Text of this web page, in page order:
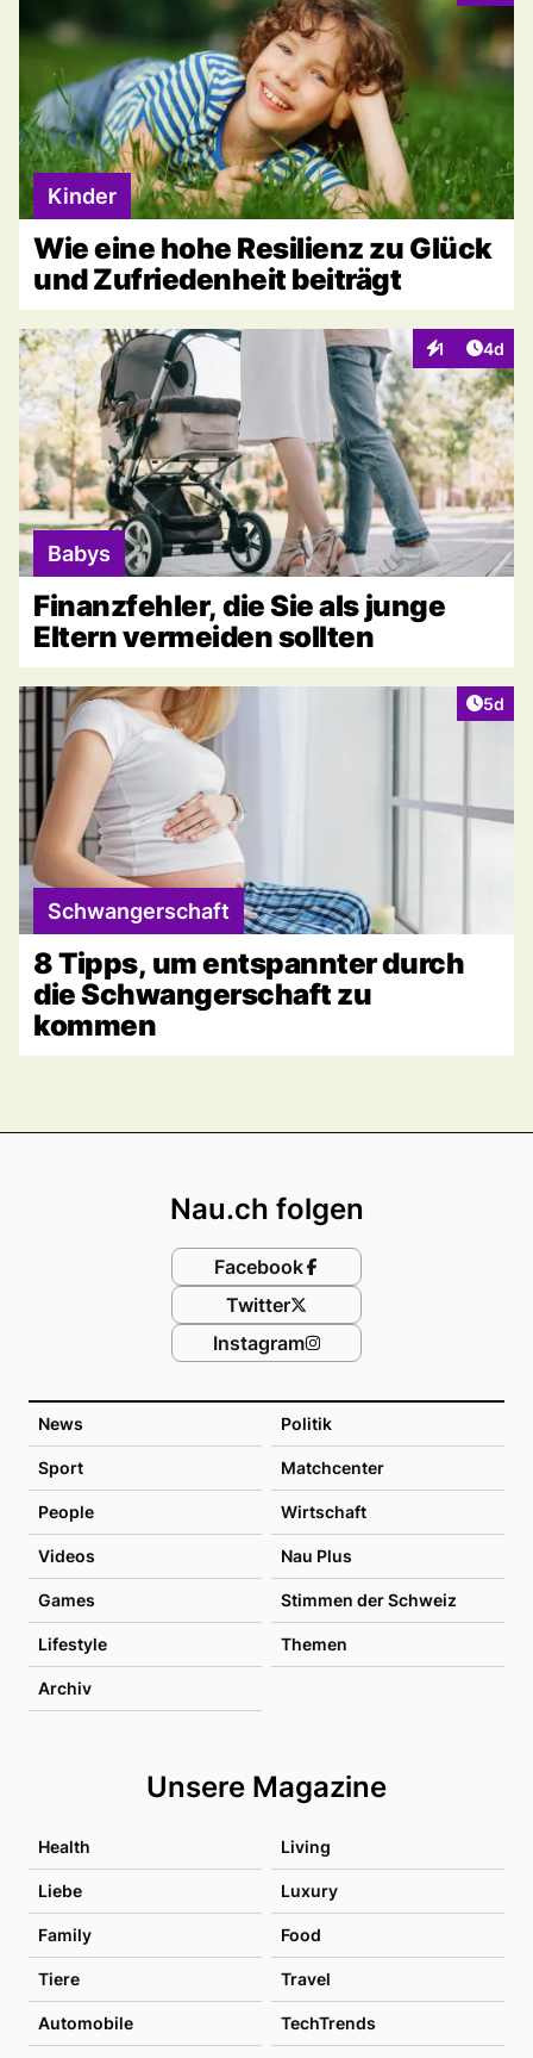
Kinder
Wie eine hohe Resilienz zu Glück
und Zufriedenheit beiträgt
1
Interaktionen
4d
Babys
Finanzfehler, die Sie als junge
Eltern vermeiden sollten
5d
Schwangerschaft
8 Tipps, um entspannter durch
die Schwangerschaft zu
kommen
News Politik
Sport Matchcenter
People Wirtschaft
Videos Nau Plus
Games Stimmen der Schweiz
Lifestyle Themen
Archiv
Unsere Magazine
Health Living
Liebe Luxury
Family Food
Tiere Travel
Automobile TechTrends
Nau.ch folgen
Facebook
Twitter
Instagram